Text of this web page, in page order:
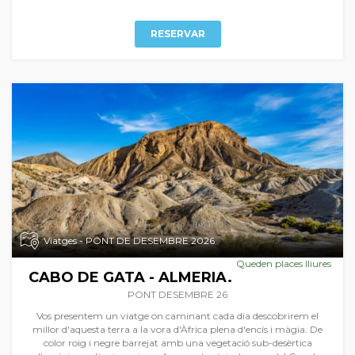
RESERVAR
Viatges - PONT DE DESEMBRE 2026
Queden places lliures
CABO DE GATA - ALMERIA.
PONT DESEMBRE 26
Vos presentem un viatge on caminant cada dia descobrirem el
millor d'aquesta terra a la vora d'Àfrica plena d'encís i màgia. De
color roig i negre barrejat amb una vegetació sub-desèrtica